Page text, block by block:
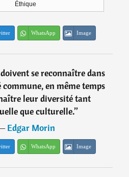
Éthique
WhatsApp Image
se reconnaître dans
en même temps
leur diversité tant
que culturelle.”
Edgar Morin
WhatsApp Image